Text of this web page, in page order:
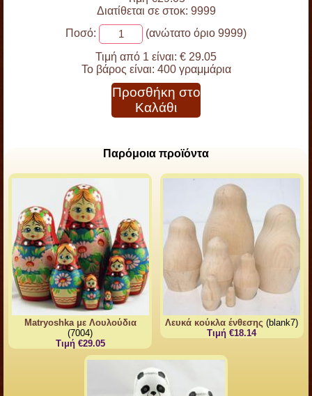
Διατίθεται σε στοκ: 9999
Ποσό:
(ανώτατο όριο 9999)
Τιμή από 1 είναι: € 29.05
Το βάρος είναι: 400 γραμμάρια
Προσθήκη στο
Καλάθι
Παρόμοια προϊόντα
Matryoshka με Λουλούδια
(7004)
Τιμή €29.05
Λευκά κούκλα ένθεσης (blank7)
Τιμή €18.14